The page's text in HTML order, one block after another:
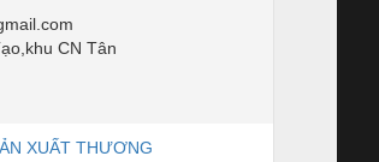
CN Tân
XUẤT THƯƠNG